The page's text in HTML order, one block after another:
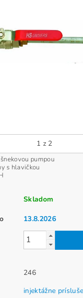
1 z 2
pumpou
s hlavičkou
Skladom
13.8.2026
246
injektážne